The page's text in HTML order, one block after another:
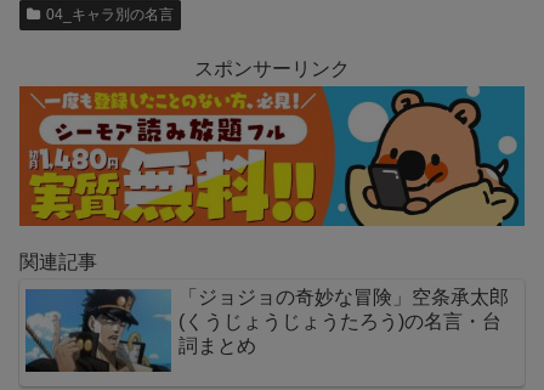
04_キャラ別の名言
スポンサーリンク
関連記事
「ジョジョの奇妙な冒険」空条承太郎
(くうじょうじょうたろう)の名言・台
詞まとめ